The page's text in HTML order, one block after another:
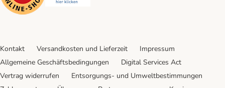
Kontakt Versandkosten und Lieferzeit
Impressum
Allgemeine Geschäftsbedingungen
Digital Services Act
Vertrag widerrufen
Entsorgungs- und Umweltbestimmungen